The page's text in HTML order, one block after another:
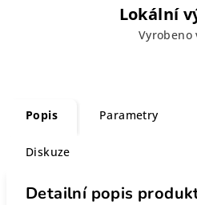
Lokální
Vyrobeno
Popis Parametry
Diskuze
Detailní popis